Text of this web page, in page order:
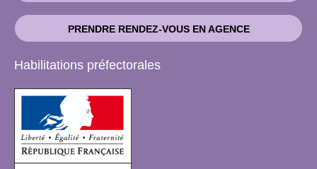
PRENDRE RENDEZ-VOUS EN AGENCE
Habilitations préfectorales